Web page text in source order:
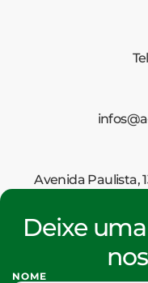
Avenida Paulista,
Deixe
NOME